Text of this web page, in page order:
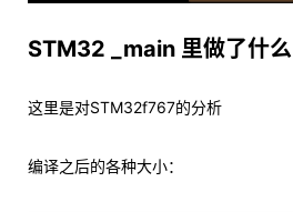
STM32 _main 里做了什么
这里是对STM32f767的分析
编译之后的各种大小：